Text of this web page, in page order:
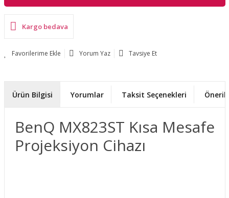
Kargo bedava
Yorum Yaz Tavsiye Et
Ürün Bilgisi Yorumlar Taksit Seçenekleri
BenQ MX823ST Kısa Mesafe
Projeksiyon Cihazı